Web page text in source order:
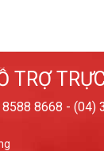
TRỢ
8668 - (04)